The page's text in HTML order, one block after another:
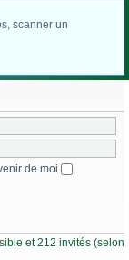
scanner un
de moi
et 212 invités (selon